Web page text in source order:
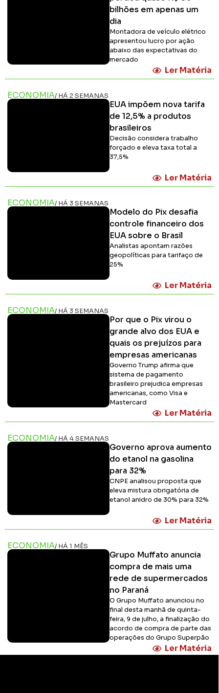
bilhões em apenas um
dia
Montadora de veículo elétrico
apresentou lucro por ação
abaixo das expectativas do
mercado
Ler Matéria
ECONOMIA/ HÁ 2 SEMANAS
EUA impõem nova tarifa
de 12,5% a produtos
brasileiros
Decisão considera trabalho
forçado e eleva taxa total a
37,5%
Ler Matéria
ECONOMIA/ HÁ 3 SEMANAS
Modelo do Pix desafia
controle financeiro dos
EUA sobre o Brasil
Analistas apontam razões
geopolíticas para tarifaço de
25%
Ler Matéria
ECONOMIA/ HÁ 3 SEMANAS
Por que o Pix virou o
grande alvo dos EUA e
quais os prejuízos para
empresas americanas
Governo Trump afirma que
sistema de pagamento
brasileiro prejudica empresas
americanas, como Visa e
Mastercard
Ler Matéria
ECONOMIA/ HÁ 4 SEMANAS
Governo aprova aumento
do etanol na gasolina
para 32%
CNPE analisou proposta que
eleva mistura obrigatória de
etanol anidro de 30% para 32%
Ler Matéria
ECONOMIA/ HÁ 1 MÊS
Grupo Muffato anuncia
compra de mais uma
rede de supermercados
no Paraná
O Grupo Muffato anunciou no
final desta manhã de quinta-
feira, 9 de julho, a finalização do
acordo de compra de parte das
operações do Grupo Superpão
Ler Matéria